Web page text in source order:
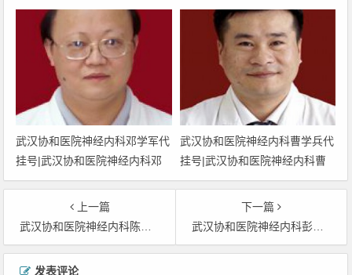
运平预约挂号|武汉协和医院神
经内科陈运平网上挂号|武汉协
和医院神经内科陈运平上班时间
光雷预约挂号|武汉协和医院神
经内科袁光雷网上挂号|武汉协
和医院神经内科袁光雷上班时间
武汉协和医院神经内科邓学军代
挂号|武汉协和医院神经内科邓
学军预约挂号|武汉协和医院神
经内科邓学军网上挂号|武汉协
和医院神经内科邓学军上班时间
武汉协和医院神经内科曹学兵代
挂号|武汉协和医院神经内科曹
学兵预约挂号|武汉协和医院神
经内科曹学兵网上挂号|武汉协
和医院神经内科曹学兵上班时间
上一篇
武汉协和医院神经内科陈吉相代挂号|武汉协和医院神经内科陈吉相胡波预约挂号|武汉协和医院神经内科陈吉相网上挂号|武汉协和医院神经内科陈吉相上班时间
下一篇
武汉协和医院神经内科彭海代挂号|武汉协和医院神经内科彭海胡波预约挂号|武汉协和医院神经内科彭海网上挂号|武汉协和医院神经内科彭海上班时间
文章导航
发表评论